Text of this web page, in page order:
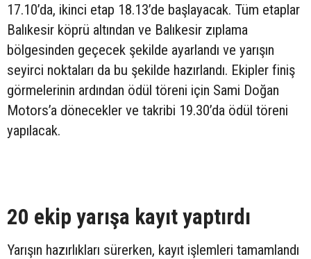
17.10’da, ikinci etap 18.13’de başlayacak. Tüm etaplar
Balıkesir köprü altından ve Balıkesir zıplama
bölgesinden geçecek şekilde ayarlandı ve yarışın
seyirci noktaları da bu şekilde hazırlandı. Ekipler finiş
görmelerinin ardından ödül töreni için Sami Doğan
Motors’a dönecekler ve takribi 19.30’da ödül töreni
yapılacak.
20 ekip yarışa kayıt yaptırdı
Yarışın hazırlıkları sürerken, kayıt işlemleri tamamlandı